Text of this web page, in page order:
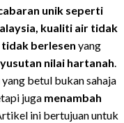
unik seperti
kualiti air tidak
berlesen yang
nilai hartanah
betul bukan sahaja
juga menambah
ini bertujuan untuk